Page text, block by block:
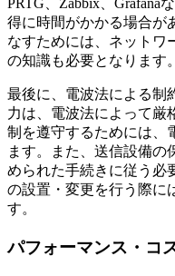
PRTG、Zabbix、Grafana
得に時間がかかる場合が
なすためには、ネットワ
の知識も必要となります。
最後に、電波法による制
力は、電波法によって厳
制を遵守するためには、
ます。また、送信設備の
められた手続きに従う必
の設置・変更を行う際に
す。
パフォーマンス・コ